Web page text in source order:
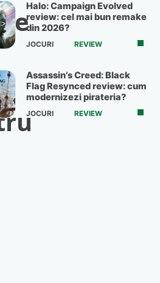
Halo: Campaign Evolved
review: cel mai bun remake
din 2026?
JOCURI REVIEW
Assassin’s Creed: Black
Flag Resynced review: cum
modernizezi pirateria?
JOCURI REVIEW